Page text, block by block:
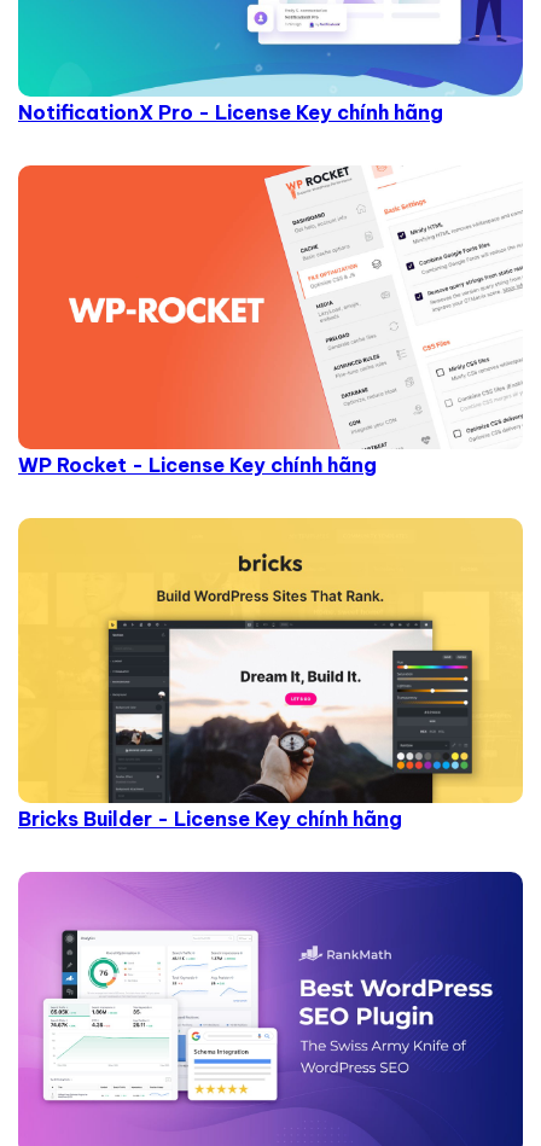
NotificationX Pro - License Key chính hãng
WP Rocket - License Key chính hãng
Bricks Builder - License Key chính hãng